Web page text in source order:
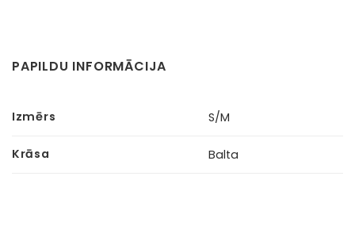
PAPILDU INFORMĀCIJA
Izmērs S/M
Krāsa Balta